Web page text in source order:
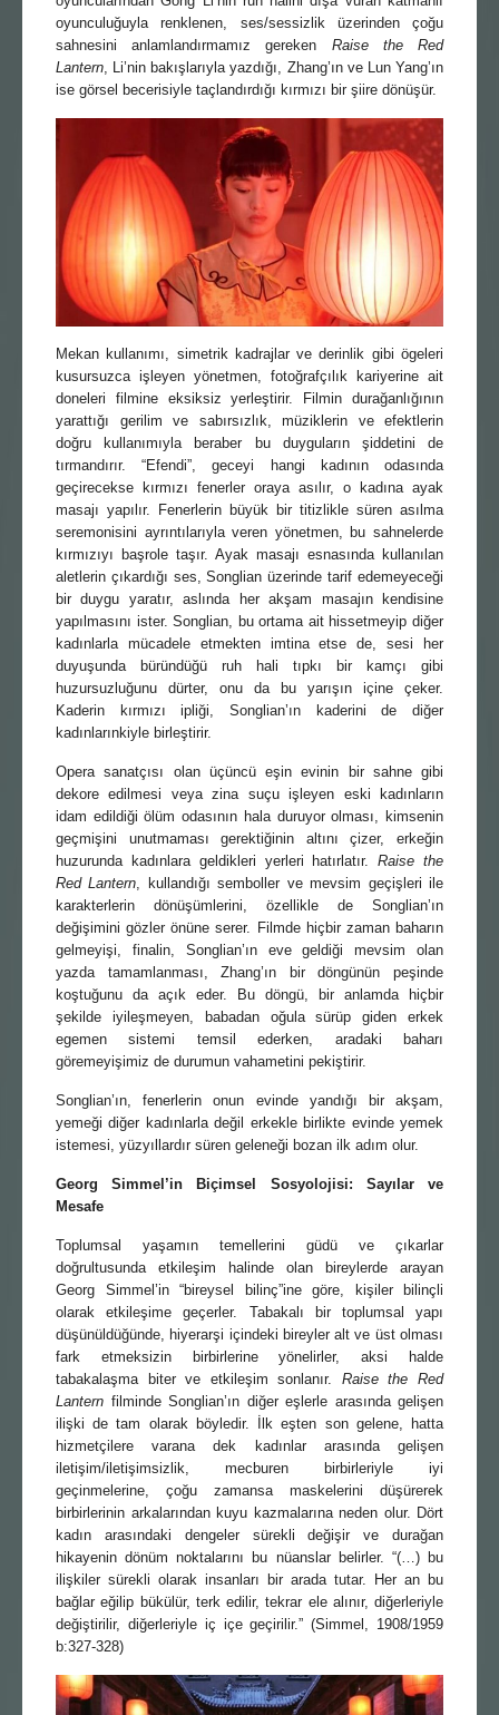
oyunculuğuyla renklenen, ses/sessizlik üzerinden çoğu
sahnesini anlamlandırmamız gereken Raise the Red
Lantern , Li’nin bakışlarıyla yazdığı, Zhang’ın ve Lun Yang’ın
ise görsel becerisiyle taçlandırdığı kırmızı bir şiire dönüşür.
Mekan kullanımı, simetrik kadrajlar ve derinlik gibi ögeleri
kusursuzca işleyen yönetmen, fotoğrafçılık kariyerine ait
doneleri filmine eksiksiz yerleştirir. Filmin durağanlığının
yarattığı gerilim ve sabırsızlık, müziklerin ve efektlerin
doğru kullanımıyla beraber bu duyguların şiddetini de
tırmandırır. “Efendi”, geceyi hangi kadının odasında
geçirecekse kırmızı fenerler oraya asılır, o kadına ayak
masajı yapılır. Fenerlerin büyük bir titizlikle süren asılma
seremonisini ayrıntılarıyla veren yönetmen, bu sahnelerde
kırmızıyı başrole taşır. Ayak masajı esnasında kullanılan
aletlerin çıkardığı ses, Songlian üzerinde tarif edemeyeceği
bir duygu yaratır, aslında her akşam masajın kendisine
yapılmasını ister. Songlian, bu ortama ait hissetmeyip diğer
kadınlarla mücadele etmekten imtina etse de, sesi her
duyuşunda büründüğü ruh hali tıpkı bir kamçı gibi
huzursuzluğunu dürter, onu da bu yarışın içine çeker.
Kaderin kırmızı ipliği, Songlian’ın kaderini de diğer
kadınlarınkiyle birleştirir.
Opera sanatçısı olan üçüncü eşin evinin bir sahne gibi
dekore edilmesi veya zina suçu işleyen eski kadınların
idam edildiği ölüm odasının hala duruyor olması, kimsenin
geçmişini unutmaması gerektiğinin altını çizer, erkeğin
huzurunda kadınlara geldikleri yerleri hatırlatır.Raise the
Red Lantern, kullandığı semboller ve mevsim geçişleri ile
karakterlerin dönüşümlerini, özellikle de Songlian’ın
değişimini gözler önüne serer. Filmde hiçbir zaman baharın
gelmeyişi, finalin, Songlian’ın eve geldiği mevsim olan
yazda tamamlanması, Zhang’ın bir döngünün peşinde
koştuğunu da açık eder. Bu döngü, bir anlamda hiçbir
şekilde iyileşmeyen, babadan oğula sürüp giden erkek
egemen sistemi temsil ederken, aradaki baharı
göremeyişimiz de durumun vahametini pekiştirir.
Songlian’ın, fenerlerin onun evinde yandığı bir akşam,
yemeği diğer kadınlarla değil erkekle birlikte evinde yemek
istemesi, yüzyıllardır süren geleneği bozan ilk adım olur.
Georg Simmel’in Biçimsel Sosyolojisi: Sayılar ve
Mesafe
Toplumsal yaşamın temellerini güdü ve çıkarlar
doğrultusunda etkileşim halinde olan bireylerde arayan
Georg Simmel’in “bireysel bilinç”ine göre, kişiler bilinçli
olarak etkileşime geçerler. Tabakalı bir toplumsal yapı
düşünüldüğünde, hiyerarşi içindeki bireyler alt ve üst olması
fark etmeksizin birbirlerine yönelirler, aksi halde
tabakalaşma biter ve etkileşim sonlanır. Raise the Red
Lantern filminde Songlian’ın diğer eşlerle arasında gelişen
ilişki de tam olarak böyledir. İlk eşten son gelene, hatta
hizmetçilere varana dek kadınlar arasında gelişen
iletişim/iletişimsizlik, mecburen birbirleriyle iyi
geçinmelerine, çoğu zamansa maskelerini düşürerek
birbirlerinin arkalarından kuyu kazmalarına neden olur. Dört
kadın arasındaki dengeler sürekli değişir ve durağan
hikayenin dönüm noktalarını bu nüanslar belirler. “(…) bu
ilişkiler sürekli olarak insanları bir arada tutar. Her an bu
bağlar eğilip bükülür, terk edilir, tekrar ele alınır, diğerleriyle
değiştirilir, diğerleriyle iç içe geçirilir.” (Simmel, 1908/1959
b:327-328)